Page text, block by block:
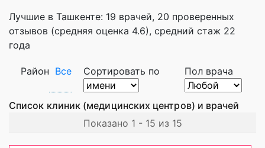
Лучшие в Ташкенте: 19 врачей, 20 проверенных
отзывов (средняя оценка 4.6), cредний стаж 22
года
Район Все Сортировать по Пол врача
Список клиник (медицинских центров) и врачей
Показано 1 - 15 из 15